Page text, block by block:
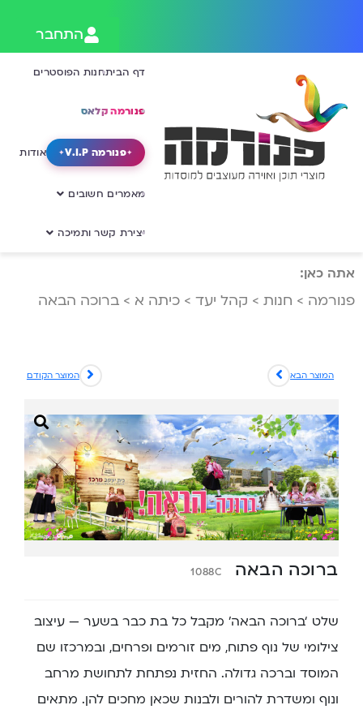
התחבר
דף הביתחנות הפוסטרים
פנורמה קלאס
פנורמה V.I.P אודות
מאמרים חשובים
יצירת קשר ותמיכה
אתה כאן:
פנורמה > חנות > קהל יעד > כיתה א > ברוכה הבאה
המוצר הקודם המוצר הבא
ברוכה הבאה 1088C
שלט ‘ברוכה הבאה’ מקבל כל בת כבר בשער — עיצוב
צילומי של נוף פתוח, מים זורמים ופרחים, ובמרכזו שם
המוסד וברכה גדולה. החזית נפתחת לתחושת מרחב
ונוף ומשדרת להורים ולבנות שכאן מחכים להן. מתאים